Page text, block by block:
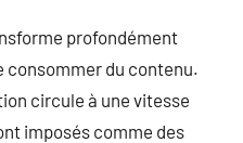
profondément
consommer du contenu.
circule à une vitesse
imposés comme des